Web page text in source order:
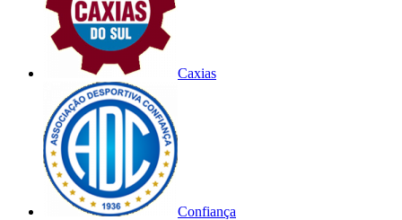
Caxias
Confiança